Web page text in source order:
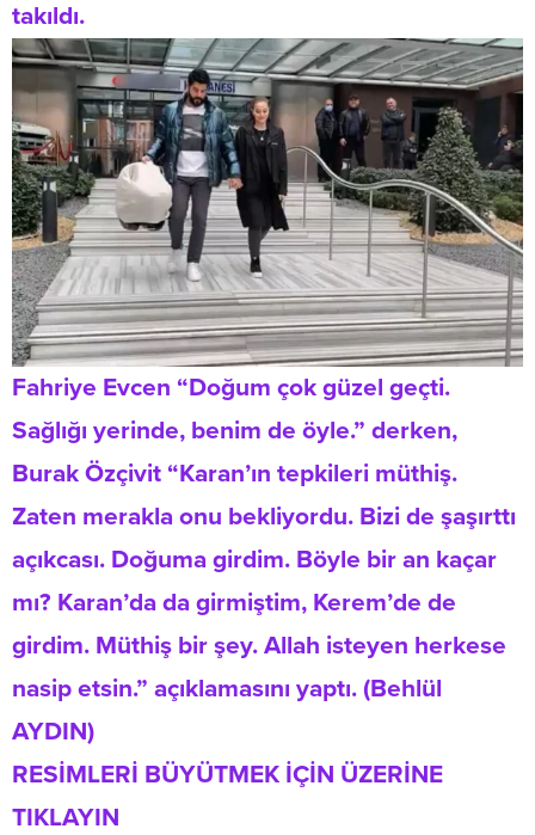
takıldı.
Fahriye Evcen “Doğum çok güzel geçti.
Sağlığı yerinde, benim de öyle.” derken,
Burak Özçivit “Karan’ın tepkileri müthiş.
Zaten merakla onu bekliyordu. Bizi de şaşırttı
açıkcası. Doğuma girdim. Böyle bir an kaçar
mı? Karan’da da girmiştim, Kerem’de de
girdim. Müthiş bir şey. Allah isteyen herkese
nasip etsin.” açıklamasını yaptı. (Behlül
AYDIN)
RESİMLERİ BÜYÜTMEK İÇİN ÜZERİNE
TIKLAYIN